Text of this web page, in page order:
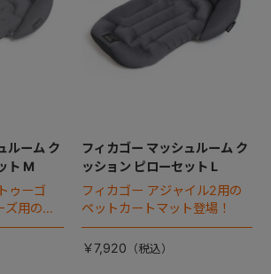
ルーム ク
ト M
ゥーゴ
ズ用のペ
場！
フィカゴー マッシュルーム ク
ッション ピローセット L
フィカゴー アジャイル2用の
ペットカートマット登場！
￥7,920